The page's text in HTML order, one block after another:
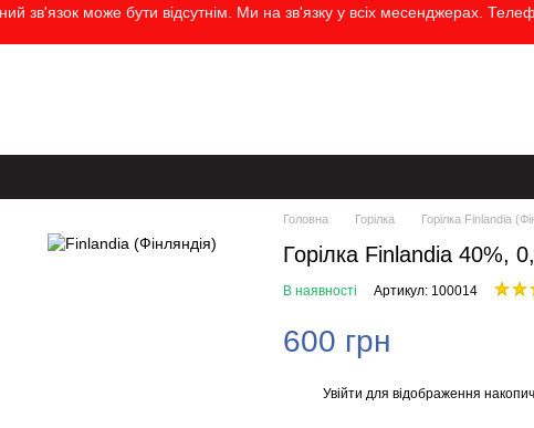
зв'язок може бути відсутнім. Ми на зв'язку у всіх месенджерах.
Головна Горілка Горілка Finlandia
Горілка Finlandia 40%,
В наявності Артикул: 100014
600 грн
Увійти для відображення